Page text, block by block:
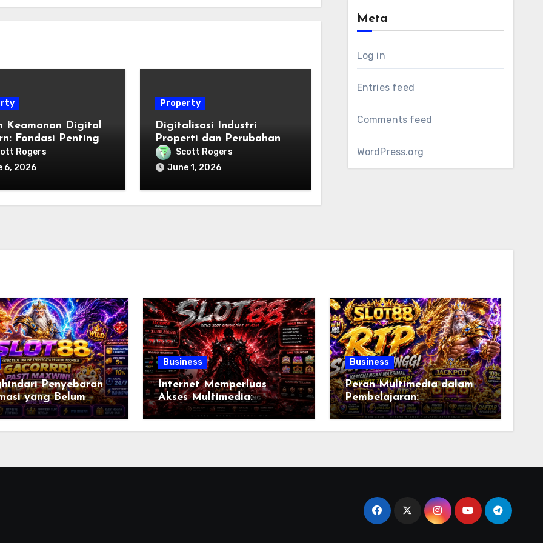
Keamanan Digital
Fondasi Penting
Melindungi
Online
Rogers
6, 2026
Property
Digitalisasi Industri
Properti dan Perubahan
Cara Masyarakat Mencari
Hunian
Scott Rogers
June 1, 2026
Meta
Log in
Entries feed
Comments feed
WordPress.org
Penyebaran
yang Belum
Langkah
Pengguna
Business
Internet Memperluas
Akses Multimedia:
Membuka Peluang Belajar,
Bekerja, dan Berbagi
Business
Peran Multimedia dalam
Pembelajaran:
Menciptakan Pengalaman
Belajar yang Lebih